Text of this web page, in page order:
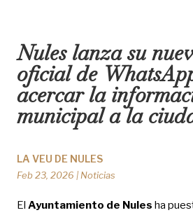
Nules lanza su
oficial de
acercar la
municipal a la
LA VEU DE NULES
Feb 23, 2026 | Noticias
El Ayuntamiento de Nules ha